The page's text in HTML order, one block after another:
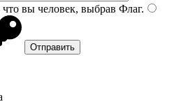
вы человек, выбрав Флаг.